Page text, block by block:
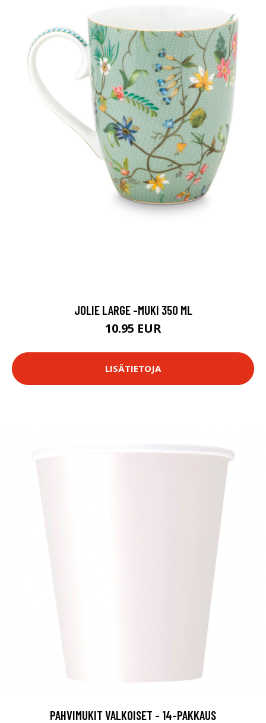
JOLIE LARGE -MUKI 350 ML
10.95 EUR
LISÄTIETOJA
PAHVIMUKIT VALKOISET - 14-PAKKAUS